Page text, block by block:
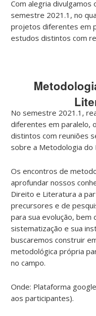
Com alegria divulgamos
semestre 2021.1, no
projetos diferentes em
estudos distintos com
No semestre 2021.1,
diferentes em paralelo,
distintos com reuniões
sobre a Metodologia do
Os encontros de
aprofundar nossos
Direito e Literatura a
precursores e de
para sua evolução,
sistematização e sua
buscaremos construir
metodológica própria
no campo.
Onde: Plataforma
aos participantes).